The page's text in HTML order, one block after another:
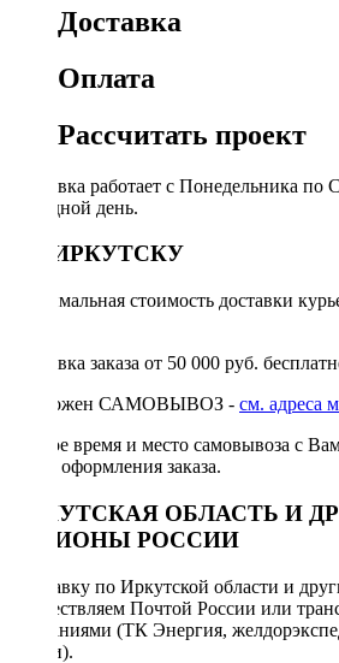
Доставка
Оплата
Рассчитать проект
Доставка работает с Понедельника по
выходной день.
ПО ИРКУТСКУ
Минимальная стоимость доставки
Доставка заказа от 50 000 руб.
Возможен САМОВЫВОЗ - см. адреса
Точное время и место самовывоза с
после оформления заказа.
ИРКУТСКАЯ ОБЛАСТЬ И
РЕГИОНЫ РОССИИ
Отправку по Иркутской области и
осуществляем Почтой России или
компаниями (ТК Энергия,
линии).